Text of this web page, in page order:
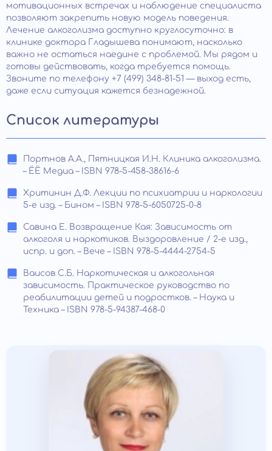
мотивационных встречах и наблюдение специалиста
позволяют закрепить новую модель поведения.
Лечение алкоголизма доступно круглосуточно: в
клинике доктора Гладышева понимают, насколько
важно не остаться наедине с проблемой. Мы рядом и
готовы действовать, когда требуется помощь.
Звоните по телефону +7 (499) 348-81-51 — выход есть,
даже если ситуация кажется безнадежной.
Список литературы
Портнов А.А., Пятницкая И.Н. Клиника алкоголизма.
– ЁЁ Медиа – ISBN 978-5-458-38616-6
Хритинин Д.Ф. Лекции по психиатрии и наркологии
5-е изд. – Бином – ISBN 978-5-6050725-0-8
Савина Е. Возвращение Кая: Зависимость от
алкоголя и наркотиков. Выздоровление / 2-е изд.,
испр. и доп. – Вече – ISBN 978-5-4444-2754-5
Ваисов С.Б. Наркотическая и алкогольная
зависимость. Практическое руководство по
реабилитации детей и подростков. – Наука и
Техника – ISBN 978-5-94387-468-0